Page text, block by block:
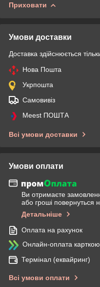
Приховати
Умови доставки
Доставка здійснюється
Нова Пошта
Укрпошта
Самовивіз
Meest ПОШТА
Всі умови доставки
Умови оплати
Ви отримаєте
або гроші повернуться
Детальніше
Оплата на рахунок
Онлайн-оплата
Термінал (еквайринг)
Всі умови оплати